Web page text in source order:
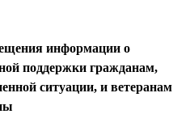
информации о
поддержки гражданам,
ситуации, и ветеранам